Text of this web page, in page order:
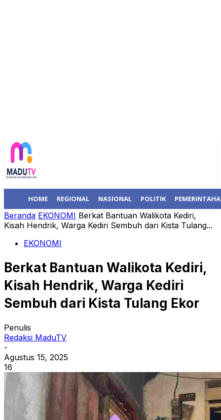
HOME REGIONAL NASIONAL POLITIK
Beranda EKONOMI Berkat Bantuan Walikota Kediri,
Kisah Hendrik, Warga Kediri Sembuh dari Kista Tulang...
EKONOMI
Berkat Bantuan Walikota Kediri,
Kisah Hendrik, Warga Kediri
Sembuh dari Kista Tulang Ekor
Penulis
Redaksi MaduTV
-
Agustus 15, 2025
16